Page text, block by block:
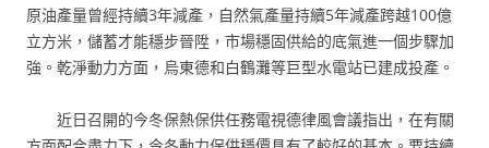
原油產量曾經持續3年減產，自然氣產量持續5年減產跨越100億
立方米，儲蓄才能穩步晉陞，市場穩固供給的底氣進一個步驟加
強。乾淨動力方面，烏東德和白鶴灘等巨型水電站已建成投產。
近日召開的今冬保熱保供任務電視德律風會議指出，在有關